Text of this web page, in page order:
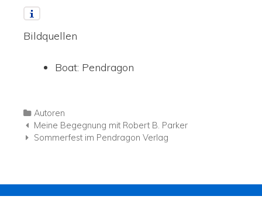
Bildquellen
Boat: Pendragon
Autoren
Navigation der Beiträge
Meine Begegnung mit Robert B. Parker
Sommerfest im Pendragon Verlag